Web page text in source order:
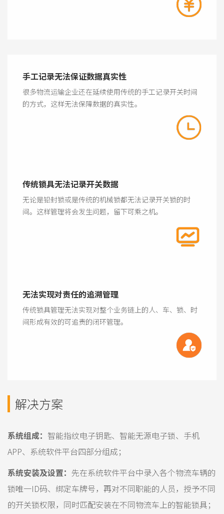
手工记录无法保证数据真实性
很多物流运输企业还在延续使用传统的手工记录开关时间
的方式，这样无法保障数据的真实性。
传统锁具无法记录开关数据
无论是铅封锁或是传统的机械锁都无法记录开关锁的时
间。这样管理将会发生问题，留下可乘之机。
无法实现对责任的追溯管理
传统锁具管理无法实现对整个业务链上的人、车、锁、时
间形成有效的可追责的闭环管理。
解决方案
系统组成： 智能指纹电子钥匙、智能无源电子锁、手机
APP、系统软件平台四部分组成；
系统安装及设置： 先在系统软件平台中录入各个物流车辆的
锁唯一ID码、绑定车牌号，再对不同职能的人员，授予不同
的开关锁权限，同时匹配安装在不同物流车上的智能锁具；